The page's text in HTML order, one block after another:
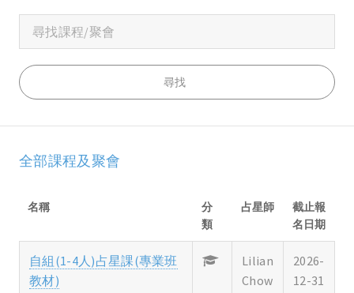
全部課程及聚會
名稱
分
類
占星師
截止報
名日期
自組(1-4人)占星課(專業班
教材)
Lilian
Chow
2026-
12-31